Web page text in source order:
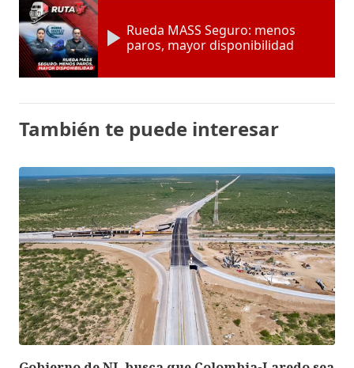
Rueda MASS Seguro: menos
paros, mayor disponibilidad
También te puede interesar